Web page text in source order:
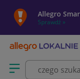
Allegro
Sprawdź »
Otwórz menu z